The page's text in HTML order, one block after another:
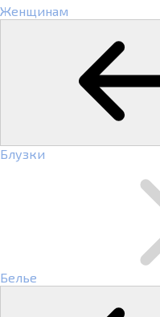
Женщинам
Блузки
Белье